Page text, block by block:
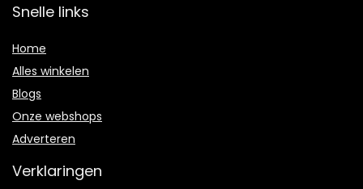
Snelle links
Home
Alles winkelen
Blogs
Onze webshops
Adverteren
Verklaringen